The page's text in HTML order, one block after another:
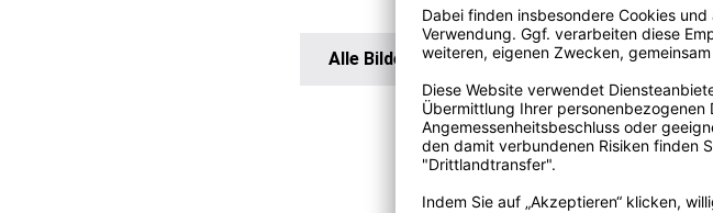
Alle Bilder anzeigen